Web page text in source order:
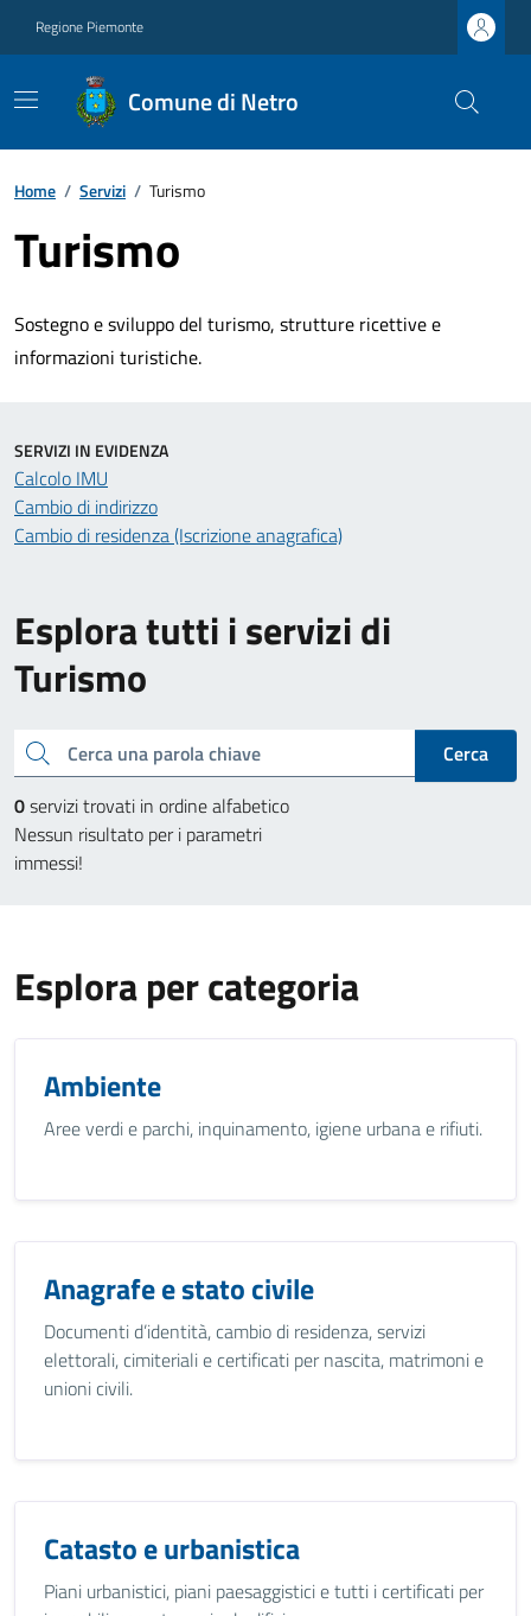
Regione Piemonte
Comune di Netro
Home / Servizi / Turismo
Turismo
Sostegno e sviluppo del turismo, strutture ricettive e
informazioni turistiche.
Esplora tutti i servizi di
Turismo
Cerca una parola chiave
Cerca
0servizi trovati in ordine alfabetico
Nessun risultato per i parametri
immessi!
SERVIZI IN EVIDENZA
Calcolo IMU
Cambio di indirizzo
Cambio di residenza (Iscrizione anagrafica)
Esplora per categoria
Ambiente
Aree verdi e parchi, inquinamento, igiene urbana e rifiuti.
Anagrafe e stato civile
Documenti d’identità, cambio di residenza, servizi
elettorali, cimiteriali e certificati per nascita, matrimoni e
unioni civili.
Catasto e urbanistica
Piani urbanistici, piani paesaggistici e tutti i certificati per